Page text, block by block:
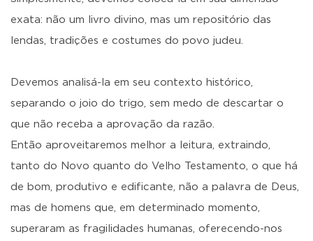
exata: não um livro divino, mas um repositório das
lendas, tradições e costumes do povo judeu.
Devemos analisá-la em seu contexto histórico,
separando o joio do trigo, sem medo de descartar o
que não receba a aprovação da razão.
Então aproveitaremos melhor a leitura, extraindo,
tanto do Novo quanto do Velho Testamento, o que há
de bom, produtivo e edificante, não a palavra de Deus,
mas de homens que, em determinado momento,
superaram as fragilidades humanas, oferecendo-nos